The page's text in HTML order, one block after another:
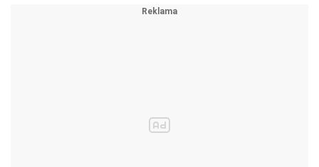
standardní výbavě často patří klimatizace,